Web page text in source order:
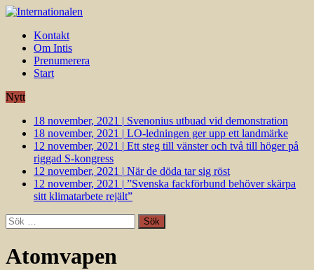
Kontakt
Om Intis
Prenumerera
Start
Nytt
18 november, 2021 | Svenonius utbuad vid demonstration
18 november, 2021 | LO-ledningen ger upp ett landmärke
12 november, 2021 | Ett steg till vänster och två till höger på
riggad S-kongress
12 november, 2021 | När de döda tar sig röst
12 november, 2021 | ”Svenska fackförbund behöver skärpa
sitt klimatarbete rejält”
Sök
efter:
Atomvapen